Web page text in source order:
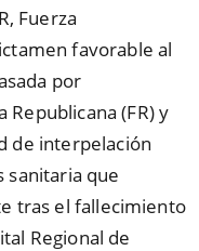
Fuerza
favorable al
por
Republicana (FR) y
de interpelación
sanitaria que
tras el fallecimiento
Regional de